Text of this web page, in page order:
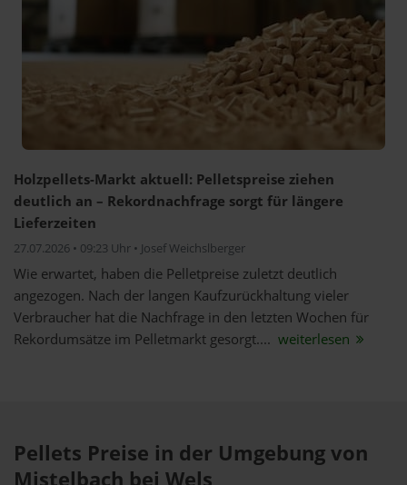
Holzpellets-Markt aktuell: Pelletspreise ziehen
deutlich an – Rekordnachfrage sorgt für längere
Lieferzeiten
27.07.2026 • 09:23 Uhr • Josef Weichslberger
Wie erwartet, haben die Pelletpreise zuletzt deutlich
angezogen. Nach der langen Kaufzurückhaltung vieler
Verbraucher hat die Nachfrage in den letzten Wochen für
Rekordumsätze im Pelletmarkt gesorgt.... weiterlesen
Pellets Preise in der Umgebung von
Mistelbach bei Wels